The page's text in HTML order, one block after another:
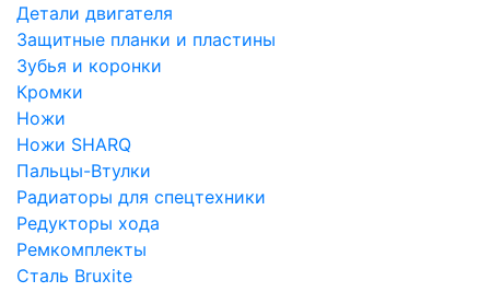
Детали двигателя
Защитные планки и пластины
Зубья и коронки
Кромки
Ножи
Ножи SHARQ
Пальцы-Втулки
Радиаторы для спецтехники
Редукторы хода
Ремкомплекты
Сталь Bruxite